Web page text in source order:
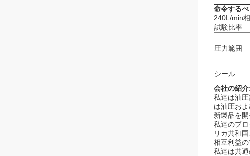
命令する
240L/min
試験比率
圧力範囲
シール
会社の紹
私達は油
は油圧お
新製品を
私達のプ
リカ共和
相互利益
私達は共